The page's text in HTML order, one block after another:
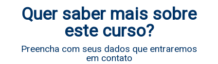
Quer saber mais sobre
este curso?
Preencha com seus dados que entraremos
em contato